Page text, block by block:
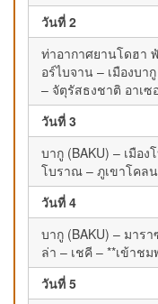
วันที่ 2
ท่าอากาศยานโดฮา
อร์ไบจาน – เมืองบา
– จัตุรัสธงชาติ อาเ
วันที่ 3
บากู (BAKU) – เมือ
โบราณ – ภูเขาโคลน
วันที่ 4
บากู (BAKU) – มาร
ล่า – เชคี – **เข้าช
วันที่ 5